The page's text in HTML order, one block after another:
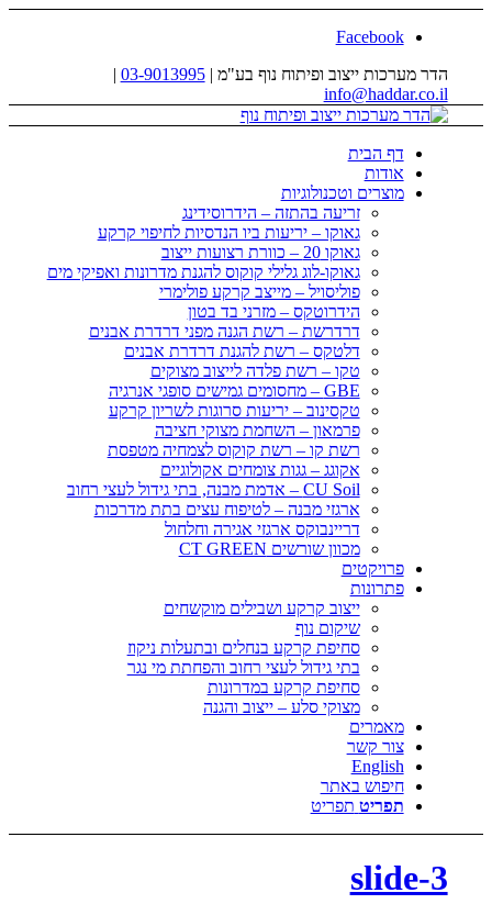
Facebook
הדר מערכות ייצוב ופיתוח נוף בע"מ |03-9013995
|
info@haddar.co.il
דף הבית
אודות
מוצרים וטכנולוגיות
זריעה בהתזה – הידרוסידינג
גאוקו – יריעות ביו הנדסיות לחיפוי קרקע
גאוקו 20 – כוורת רצועות ייצוב
גאוקו-לוג גלילי קוקוס להגנת מדרונות ואפיקי מים
פוליסויל – מייצב קרקע פולימרי
הידרוטקס – מזרני בד בטון
דרדרשת – רשת הגנה מפני דרדרת אבנים
דלטקס – רשת להגנת דרדרת אבנים
טקו – רשת פלדה לייצוב מצוקים
GBE – מחסומים גמישים סופגי אנרגיה
טקסינוב – יריעות סרוגות לשריון קרקע
פרמאון – השחמת מצוקי חציבה
רשת קו – רשת קוקוס לצמחיה מטפסת
אקוגג – גגות צומחים אקולוגיים
CU Soil – אדמת מבנה, בתי גידול לעצי רחוב
ארגזי מבנה – לטיפוח עצים בתת מדרכות
דריינבוקס ארגזי אגירה וחלחול
מכוון שורשים CT GREEN
פרויקטים
פתרונות
ייצוב קרקע ושבילים מוקשחים
שיקום נוף
סחיפת קרקע בנחלים ובתעלות ניקוז
בתי גידול לעצי רחוב והפחתת מי נגר
סחיפת קרקע במדרונות
מצוקי סלע – ייצוב והגנה
מאמרים
צור קשר
English
חיפוש באתר
תפריט תפריט
slide-3